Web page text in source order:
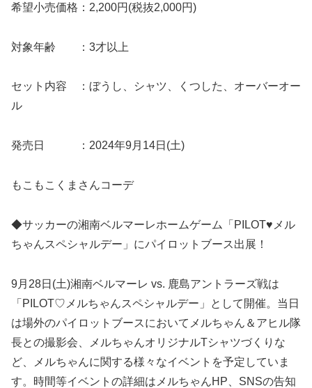
希望小売価格：2,200円(税抜2,000円)
対象年齢 ：3才以上
セット内容 ：ぼうし、シャツ、くつした、オーバーオー
ル
発売日 ：2024年9月14日(土)
もこもこくまさんコーデ
◆サッカーの湘南ベルマーレホームゲーム「PILOT♥メル
ちゃんスペシャルデー」にパイロットブース出展！
9月28日(土)湘南ベルマーレ vs. 鹿島アントラーズ戦は
「PILOT♡メルちゃんスペシャルデー」として開催。当日
は場外のパイロットブースにおいてメルちゃん＆アヒル隊
長との撮影会、メルちゃんオリジナルTシャツづくりな
ど、メルちゃんに関する様々なイベントを予定していま
す。時間等イベントの詳細はメルちゃんHP、SNSの告知